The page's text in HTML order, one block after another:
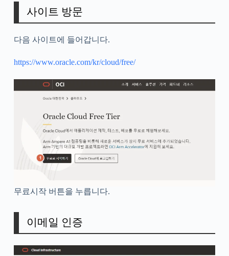
사이트 방문
다음 사이트에 들어갑니다.
https://www.oracle.com/kr/cloud/free/
무료시작 버튼을 누릅니다.
이메일 인증